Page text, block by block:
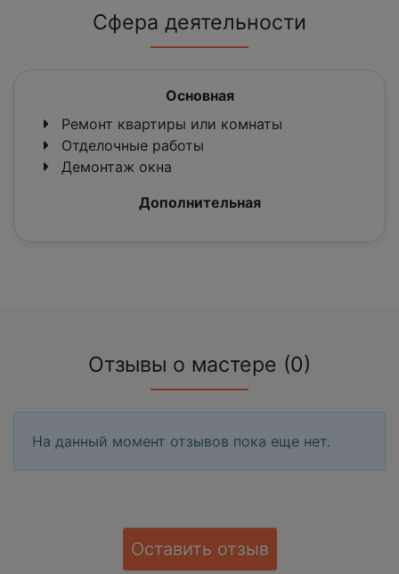
Сфера деятельности
Основная
Ремонт квартиры или комнаты
Отделочные работы
Демонтаж окна
Дополнительная
Отзывы о мастере (0)
На данный момент отзывов пока еще нет.
Оставить отзыв